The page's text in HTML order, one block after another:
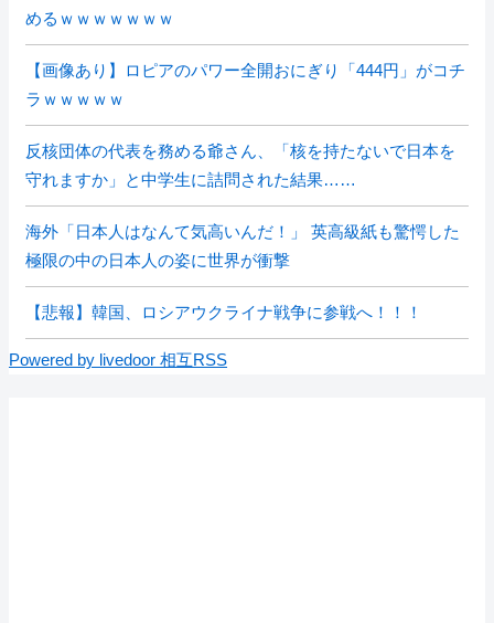
めるｗｗｗｗｗｗｗ
【画像あり】ロピアのパワー全開おにぎり「444円」がコチ
ラｗｗｗｗｗ
反核団体の代表を務める爺さん、「核を持たないで日本を
守れますか」と中学生に詰問された結果……
海外「日本人はなんて気高いんだ！」 英高級紙も驚愕した
極限の中の日本人の姿に世界が衝撃
【悲報】韓国、ロシアウクライナ戦争に参戦へ！！！
Powered by livedoor 相互RSS